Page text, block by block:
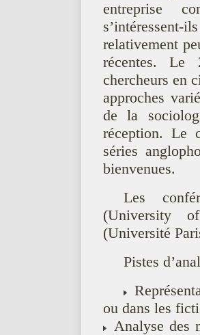
entreprise
s’intéressent-
relativement
récentes.
chercheurs en
approches
de la
réception. Le
séries
bienvenues.
Les
(University
(Université
Pistes
ou dans les
Analyse des